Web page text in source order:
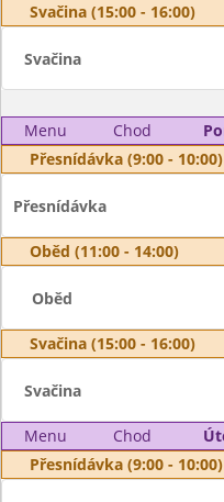
Svačina (15:00 - 16:00)
Svačina
Menu Chod
Přesnídávka (9:00 - 10:00)
Přesnídávka
Oběd (11:00 - 14:00)
Oběd
Svačina (15:00 - 16:00)
Svačina
Menu Chod
Přesnídávka (9:00 - 10:00)